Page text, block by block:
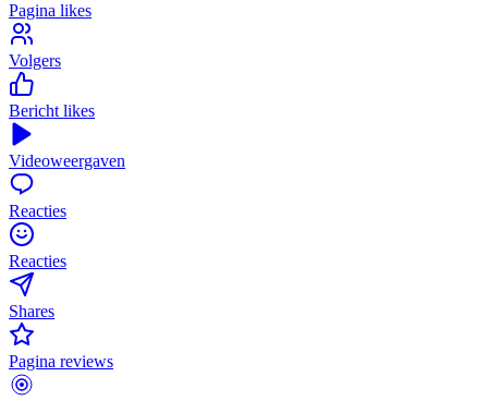
Pagina likes
Volgers
Bericht likes
Videoweergaven
Reacties
Reacties
Shares
Pagina reviews